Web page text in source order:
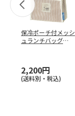
保冷ポーチ付メッシ
ュランチバッグ
2,200円
(送料別・税込)